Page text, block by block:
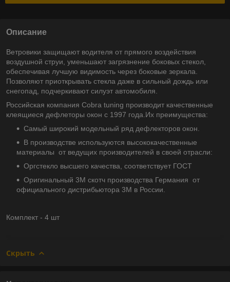
Описание
Ветровики защищают водителя от прямого воздействия
воздушной струи, уменьшают загрязнение боковых стекол,
обеспечивая лучшую видимость через боковые зеркала.
Позволяют приоткрывать стекла даже в сильный дождь или
снегопад, подчеркивают силуэт автомобиля.
Российская компания Cobra tuning производит качественные
клеящиеся дефлеторы окон с 1997 года.Их преимущества:
Самый широкий модельный ряд дефлекторов окон.
В производстве используются высококачественные
материалы от ведущих производителей в своей отрасли:
Оргстекло высшего качества, соответствует ГОСТ
Оригинальный 3М скотч производства Германия от
официального дистрибьютора 3М в России.
Комплект - 4 шт
Скрыть